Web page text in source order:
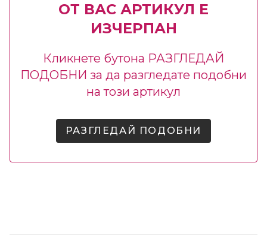
ОТ ВАС АРТИКУЛ Е
ИЗЧЕРПАН
Кликнете бутона РАЗГЛЕДАЙ
ПОДОБНИ за да разгледате подобни
на този артикул
РАЗГЛЕДАЙ ПОДОБНИ